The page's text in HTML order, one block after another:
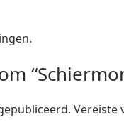
Vereiste